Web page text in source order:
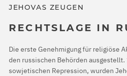
JEHOVAS ZEUGEN
RECHTSLAGE IN
Die erste Genehmigung für religiöse
den russischen Behörden ausgestellt.
sowjetischen Repression, wurden